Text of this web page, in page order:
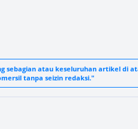
sebagian atau keseluruhan artikel di
tanpa seizin redaksi."